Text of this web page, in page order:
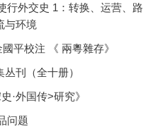
行外交史 1：转换、运营、路
与环境
平校注 《 兩粵雜存》
刊（全十册）
·外国传>研究》
问题